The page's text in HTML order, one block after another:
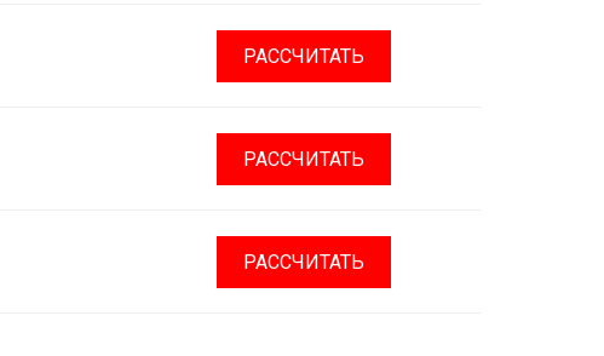
РАССЧИТАТЬ
РАССЧИТАТЬ
РАССЧИТАТЬ